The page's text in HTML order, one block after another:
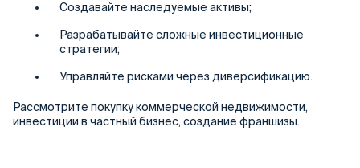
Создавайте наследуемые активы;
Разрабатывайте сложные инвестиционные
стратегии;
Управляйте рисками через диверсификацию.
Рассмотрите покупку коммерческой недвижимости,
инвестиции в частный бизнес, создание франшизы.